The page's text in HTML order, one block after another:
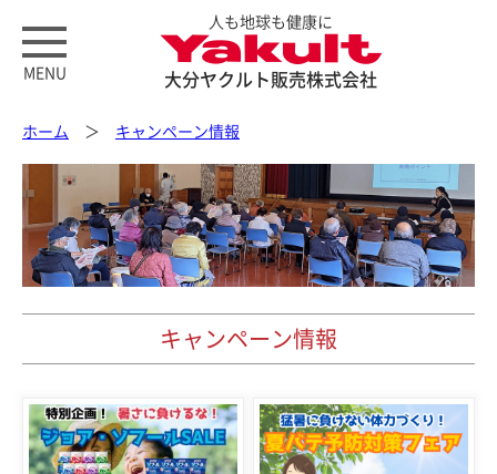
MENU
人も地球も健康に
大分ヤクルト販売株式会社
ホーム ＞ キャンペーン情報
キャンペーン情報